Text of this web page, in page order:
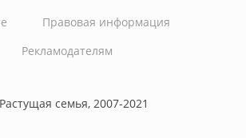
Правовая информация
Рекламодателям
семья, 2007-2021